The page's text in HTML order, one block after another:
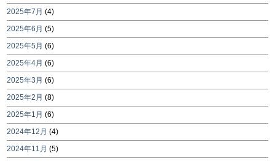
2025年7月 (4)
2025年6月 (5)
2025年5月 (6)
2025年4月 (6)
2025年3月 (6)
2025年2月 (8)
2025年1月 (6)
2024年12月 (4)
2024年11月 (5)